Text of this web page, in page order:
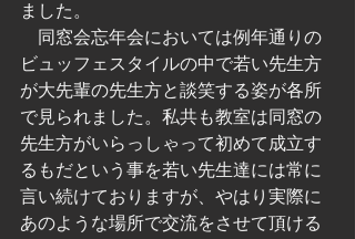
ました。
同窓会忘年会においては例年通りの
ビュッフェスタイルの中で若い先生方
が大先輩の先生方と談笑する姿が各所
で見られました。私共も教室は同窓の
先生方がいらっしゃって初めて成立す
るもだという事を若い先生達には常に
言い続けておりますが、やはり実際に
あのような場所で交流をさせて頂ける